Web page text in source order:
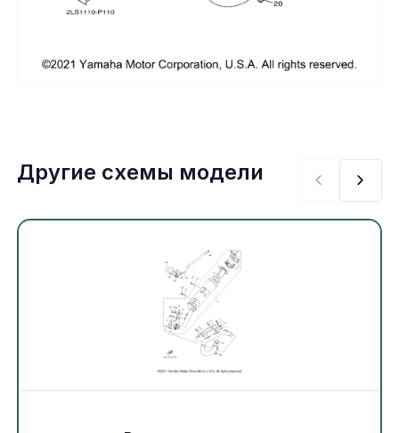
Шноркели
Электрика
Другое
Движители (гребные винты)
Швартовное оборудование
Якорное оборудование
Другие схемы модели